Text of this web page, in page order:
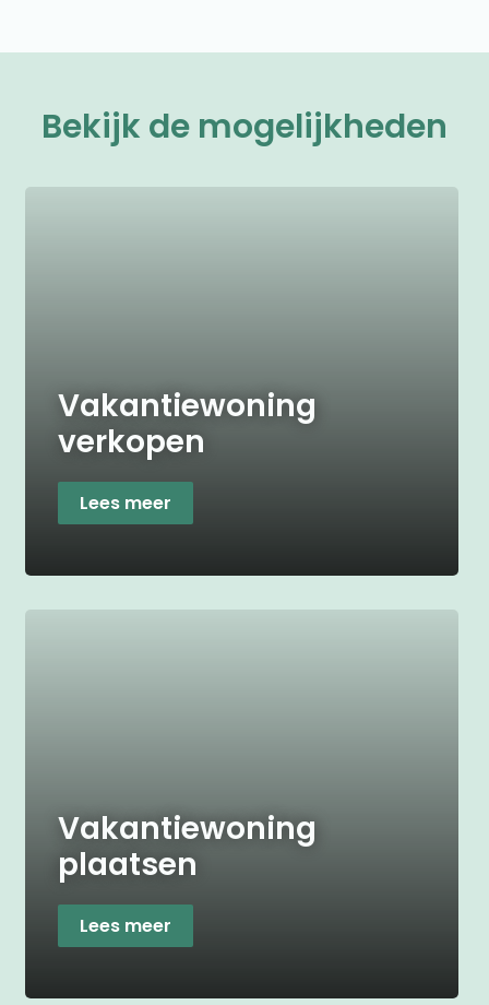
Bekijk de mogelijkheden
Vakantiewoning
verkopen
Lees meer
Vakantiewoning
plaatsen
Lees meer